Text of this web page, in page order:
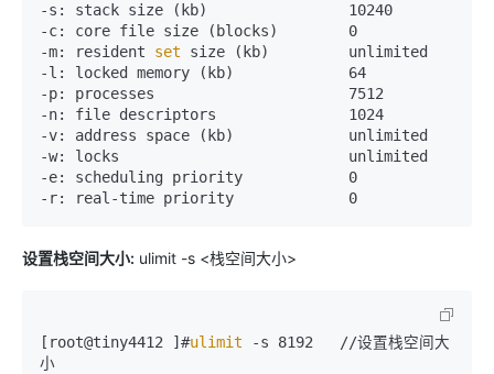
-s: stack size (kb)                10240
-c: core file size (blocks)        0
-m: resident set size (kb)         unlimited
-l: locked memory (kb)             64
-p: processes                      7512
-n: file descriptors               1024
-v: address space (kb)             unlimited
-w: locks                          unlimited
-e: scheduling priority            0
-r: real-time priority             0
设置栈空间大小: ulimit -s <栈空间大小>
[root@tiny4412 ]#ulimit -s 8192   //设置栈空间大
小